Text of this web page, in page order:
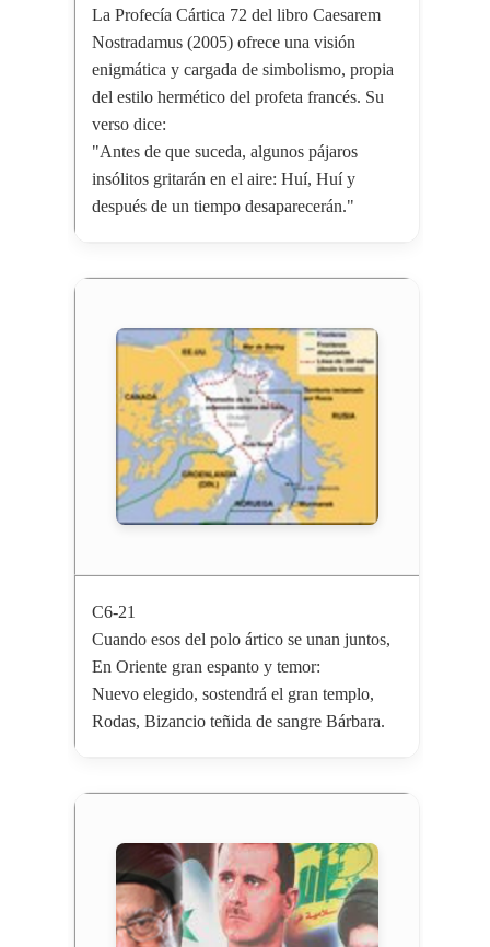
La Profecía Cártica 72 del libro Caesarem
Nostradamus (2005) ofrece una visión
enigmática y cargada de simbolismo, propia
del estilo hermético del profeta francés. Su
verso dice:
"Antes de que suceda, algunos pájaros
insólitos gritarán en el aire: Huí, Huí y
después de un tiempo desaparecerán."
C6-21
Cuando esos del polo ártico se unan juntos,
En Oriente gran espanto y temor:
Nuevo elegido, sostendrá el gran templo,
Rodas, Bizancio teñida de sangre Bárbara.